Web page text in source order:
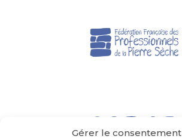
Gérer le consentement